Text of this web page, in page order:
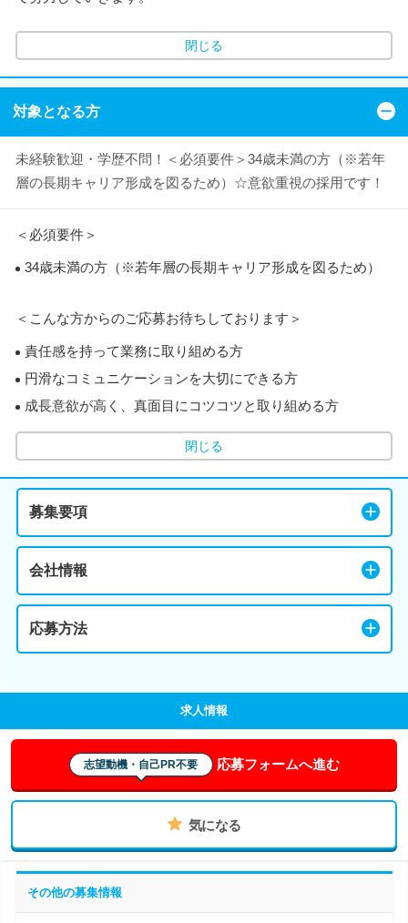
閉じる
対象となる方
未経験歓迎・学歴不問！＜必須要件＞34歳未満の方（※若年
層の長期キャリア形成を図るため）☆意欲重視の採用です！
＜必須要件＞
34歳未満の方（※若年層の長期キャリア形成を図るため）
＜こんな方からのご応募お待ちしております＞
責任感を持って業務に取り組める方
円滑なコミュニケーションを大切にできる方
成長意欲が高く、真面目にコツコツと取り組める方
閉じる
募集要項
会社情報
応募方法
求人情報
志望動機・自己PR不要 応募フォームへ進む
気になる
その他の募集情報